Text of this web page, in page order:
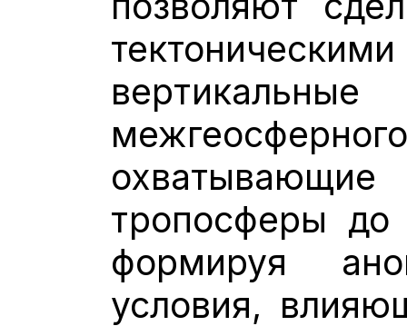
тропосферы
формируя
условия,